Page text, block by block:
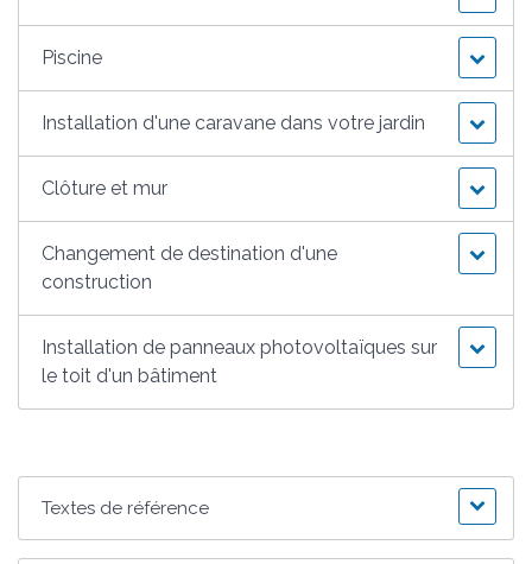
Piscine
Installation d'une caravane dans votre jardin
Clôture et mur
Changement de destination d'une
construction
Installation de panneaux photovoltaïques sur
le toit d'un bâtiment
Textes de référence